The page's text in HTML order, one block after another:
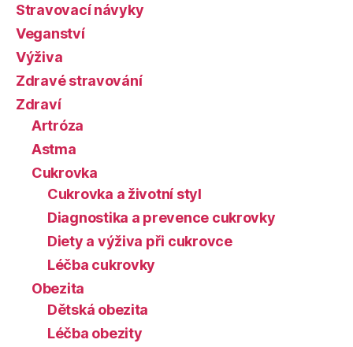
Stravovací návyky
Veganství
Výživa
Zdravé stravování
Zdraví
Artróza
Astma
Cukrovka
Cukrovka a životní styl
Diagnostika a prevence cukrovky
Diety a výživa při cukrovce
Léčba cukrovky
Obezita
Dětská obezita
Léčba obezity